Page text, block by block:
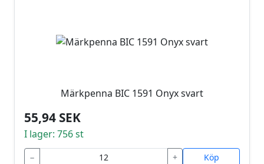
Märkpenna BIC 1591 Onyx svart
55,94 SEK
I lager: 756 st
− + Köp